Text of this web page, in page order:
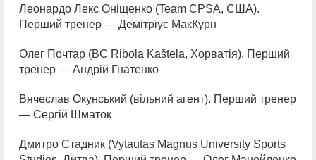
Леонардо Лекс Оніщенко (Team CPSA, США).
Перший тренер — Демітріус МакКурн
Олег Почтар (BC Ribola Kaštela, Хорватія). Перший
тренер — Андрій Гнатенко
Вячеслав Окунський (вільний агент). Перший тренер
— Сергій Шматок
Дмитро Стадник (Vytautas Magnus University Sports